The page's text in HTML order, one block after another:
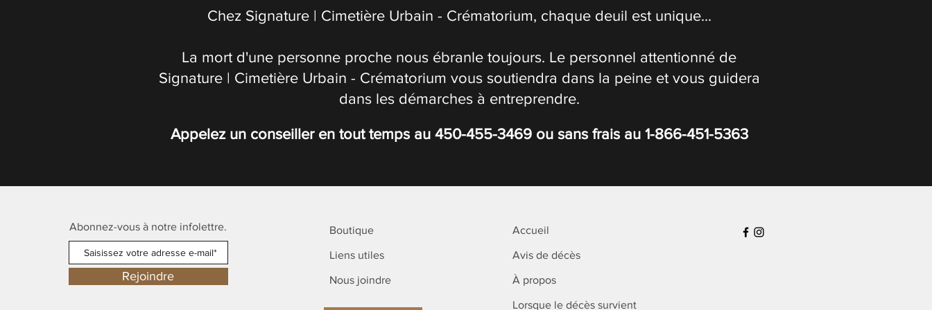
Chez Signature | Cimetière Urbain - Crématorium, chaque deuil est unique...
La mort d'une personne proche nous ébranle toujours. Le personnel attentionné de
Signature | Cimetière Urbain - Crématorium vous soutiendra dans la peine et vous guidera
dans les démarches à entreprendre.
Appelez un conseiller en tout temps au 450-455-3469ou sans frais au 1-866-451-5363
Abonnez-vous à notre infolettre.
Rejoindre
Boutique
Liens utiles
Nous joindre
Accueil
Avis de décès
À propos
Lorsque le décès survient